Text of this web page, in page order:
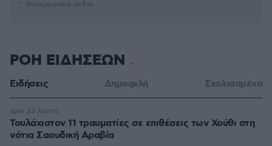
* Υποχρεωτικά πεδία
ΡΟΗ ΕΙΔΗΣΕΩΝ
Ειδήσεις Δημοφιλή Σχολιασμένα
Τουλάχιστον 11 τραυματίες σε επιθέσεις των Χούθι στη
νότια Σαουδική Αραβία
πριν 23 λεπτά